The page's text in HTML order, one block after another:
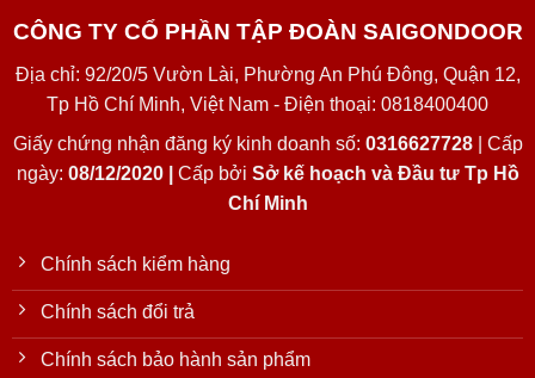
CÔNG TY CỔ PHẦN TẬP ĐOÀN SAIGONDOOR
Địa chỉ: 92/20/5 Vườn Lài, Phường An Phú Đông, Quận 12,
Tp Hồ Chí Minh, Việt Nam - Điện thoại: 0818400400
Giấy chứng nhận đăng ký kinh doanh số: 0316627728| Cấp
ngày: 08/12/2020 | Cấp bởi Sở kế hoạch và Đầu tư Tp Hồ
Chí Minh
Chính sách kiểm hàng
Chính sách đổi trả
Chính sách bảo hành sản phẩm